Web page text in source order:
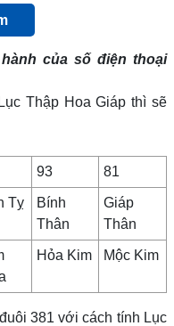
của số điện thoại
Thập Hoa Giáp thì sẽ
93 81
Tỵ
Bính
Thân
Giáp
Thân
Hỏa Kim Mộc Kim
381 với cách tính Lục